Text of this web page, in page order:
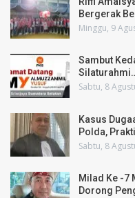
Bergerak
Minggu, 9
Sambut
Sabtu, 8
Kasus
Polda,
Sabtu, 8
Milad Ke -7
Dorong